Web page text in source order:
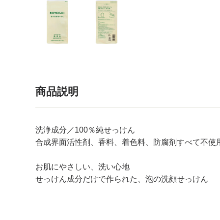
商品説明
洗浄成分／100％純せっけん
合成界面活性剤、香料、着色料、防腐剤すべて不使
お肌にやさしい、洗い心地
せっけん成分だけで作られた、泡の洗顔せっけん